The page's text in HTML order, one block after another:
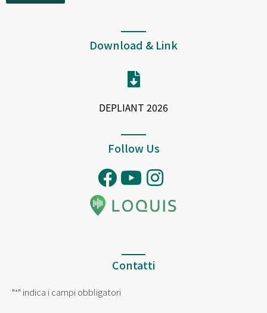
Download & Link
DEPLIANT 2026
Follow Us
Contatti
"*" indica i campi obbligatori